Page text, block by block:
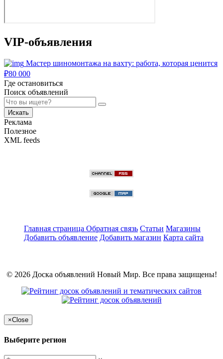
VIP-объявления
Мастер шиномонтажа на вахту: работа, которая ценится
₽80 000
Где остановиться
Поиск объявлений
Искать
Реклама
Полезное
XML feeds
Главная страница Обратная связь Статьи Магазины
Добавить объявление Добавить магазин Карта сайта
© 2026 Доска объявлений Новый Мир. Все права защищены!
×Close
Выберите регион